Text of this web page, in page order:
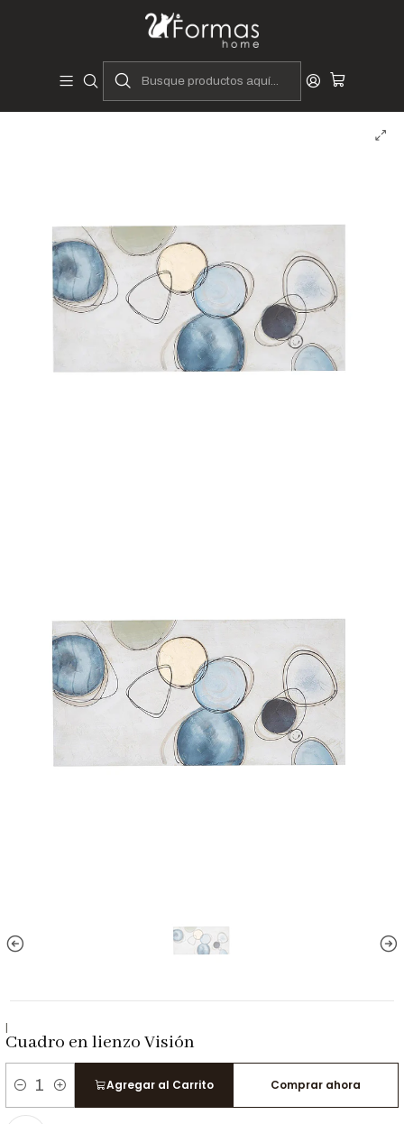
Diseñadores y Fabricantes Peruanos
Decoración
Cuadro en lienzo Visión
|
Cuadro en lienzo Visión
Cantidad
Agregar al Carrito Comprar ahora